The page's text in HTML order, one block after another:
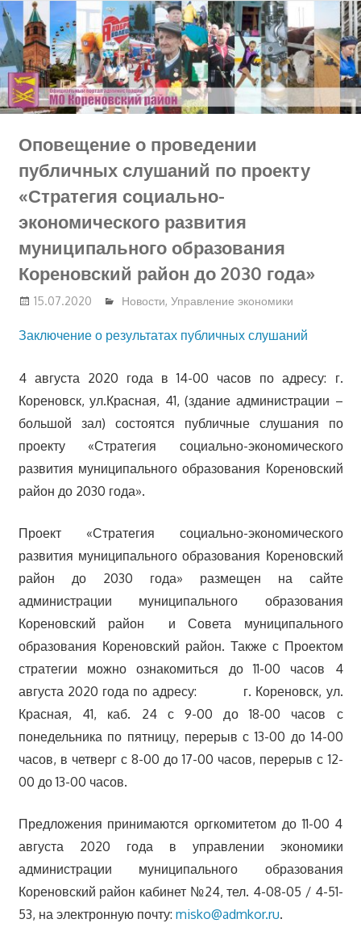
Перейти
к
содержимому
Оповещение о проведении
публичных слушаний по проекту
«Стратегия социально-
экономического развития
муниципального образования
Кореновский район до 2030 года»
15.07.2020 Новости, Управление экономики
Заключение о результатах публичных слушаний
4 августа 2020 года в 14-00 часов по адресу: г.
Кореновск, ул.Красная, 41, (здание администрации –
большой зал) состоятся публичные слушания по
проекту «Стратегия социально-экономического
развития муниципального образования Кореновский
район до 2030 года».
Проект «Стратегия социально-экономического
развития муниципального образования Кореновский
район до 2030 года» размещен на сайте
администрации муниципального образования
Кореновский район и Совета муниципального
образования Кореновский район. Также с Проектом
стратегии можно ознакомиться до 11-00 часов 4
августа 2020 года по адресу: г. Кореновск, ул.
Красная, 41, каб. 24 с 9-00 до 18-00 часов с
понедельника по пятницу, перерыв с 13-00 до 14-00
часов, в четверг с 8-00 до 17-00 часов, перерыв с 12-
00 до 13-00 часов.
Предложения принимаются оргкомитетом до 11-00 4
августа 2020 года в управлении экономики
администрации муниципального образования
Кореновский район кабинет №24, тел. 4-08-05 / 4-51-
53, на электронную почту: misko@admkor.ru.